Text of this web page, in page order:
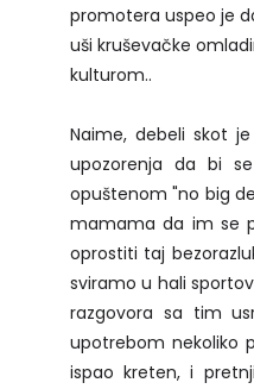
promotera uspeo je
uši kruševačke
kulturom..
Naime, debeli skot
upozorenja da bi
opuštenom "no big
mamama da im se
oprostiti taj
sviramo u hali
razgovora sa tim
upotrebom nekoliko
ispao kreten, i